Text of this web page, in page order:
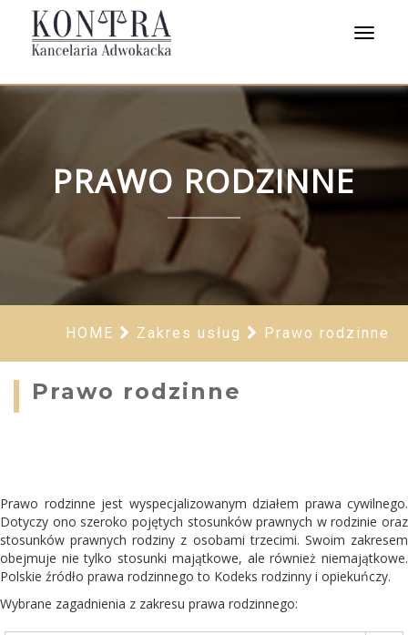
Toggle
PRAWO RODZINNE
HOME Zakres usług Prawo rodzinne
Prawo rodzinne
Prawo rodzinne jest wyspecjalizowanym działem prawa cywilnego.
Dotyczy ono szeroko pojętych stosunków prawnych w rodzinie oraz
stosunków prawnych rodziny z osobami trzecimi. Swoim zakresem
obejmuje nie tylko stosunki majątkowe, ale również niemajątkowe.
Polskie źródło prawa rodzinnego to Kodeks rodzinny i opiekuńczy.
Wybrane zagadnienia z zakresu prawa rodzinnego: